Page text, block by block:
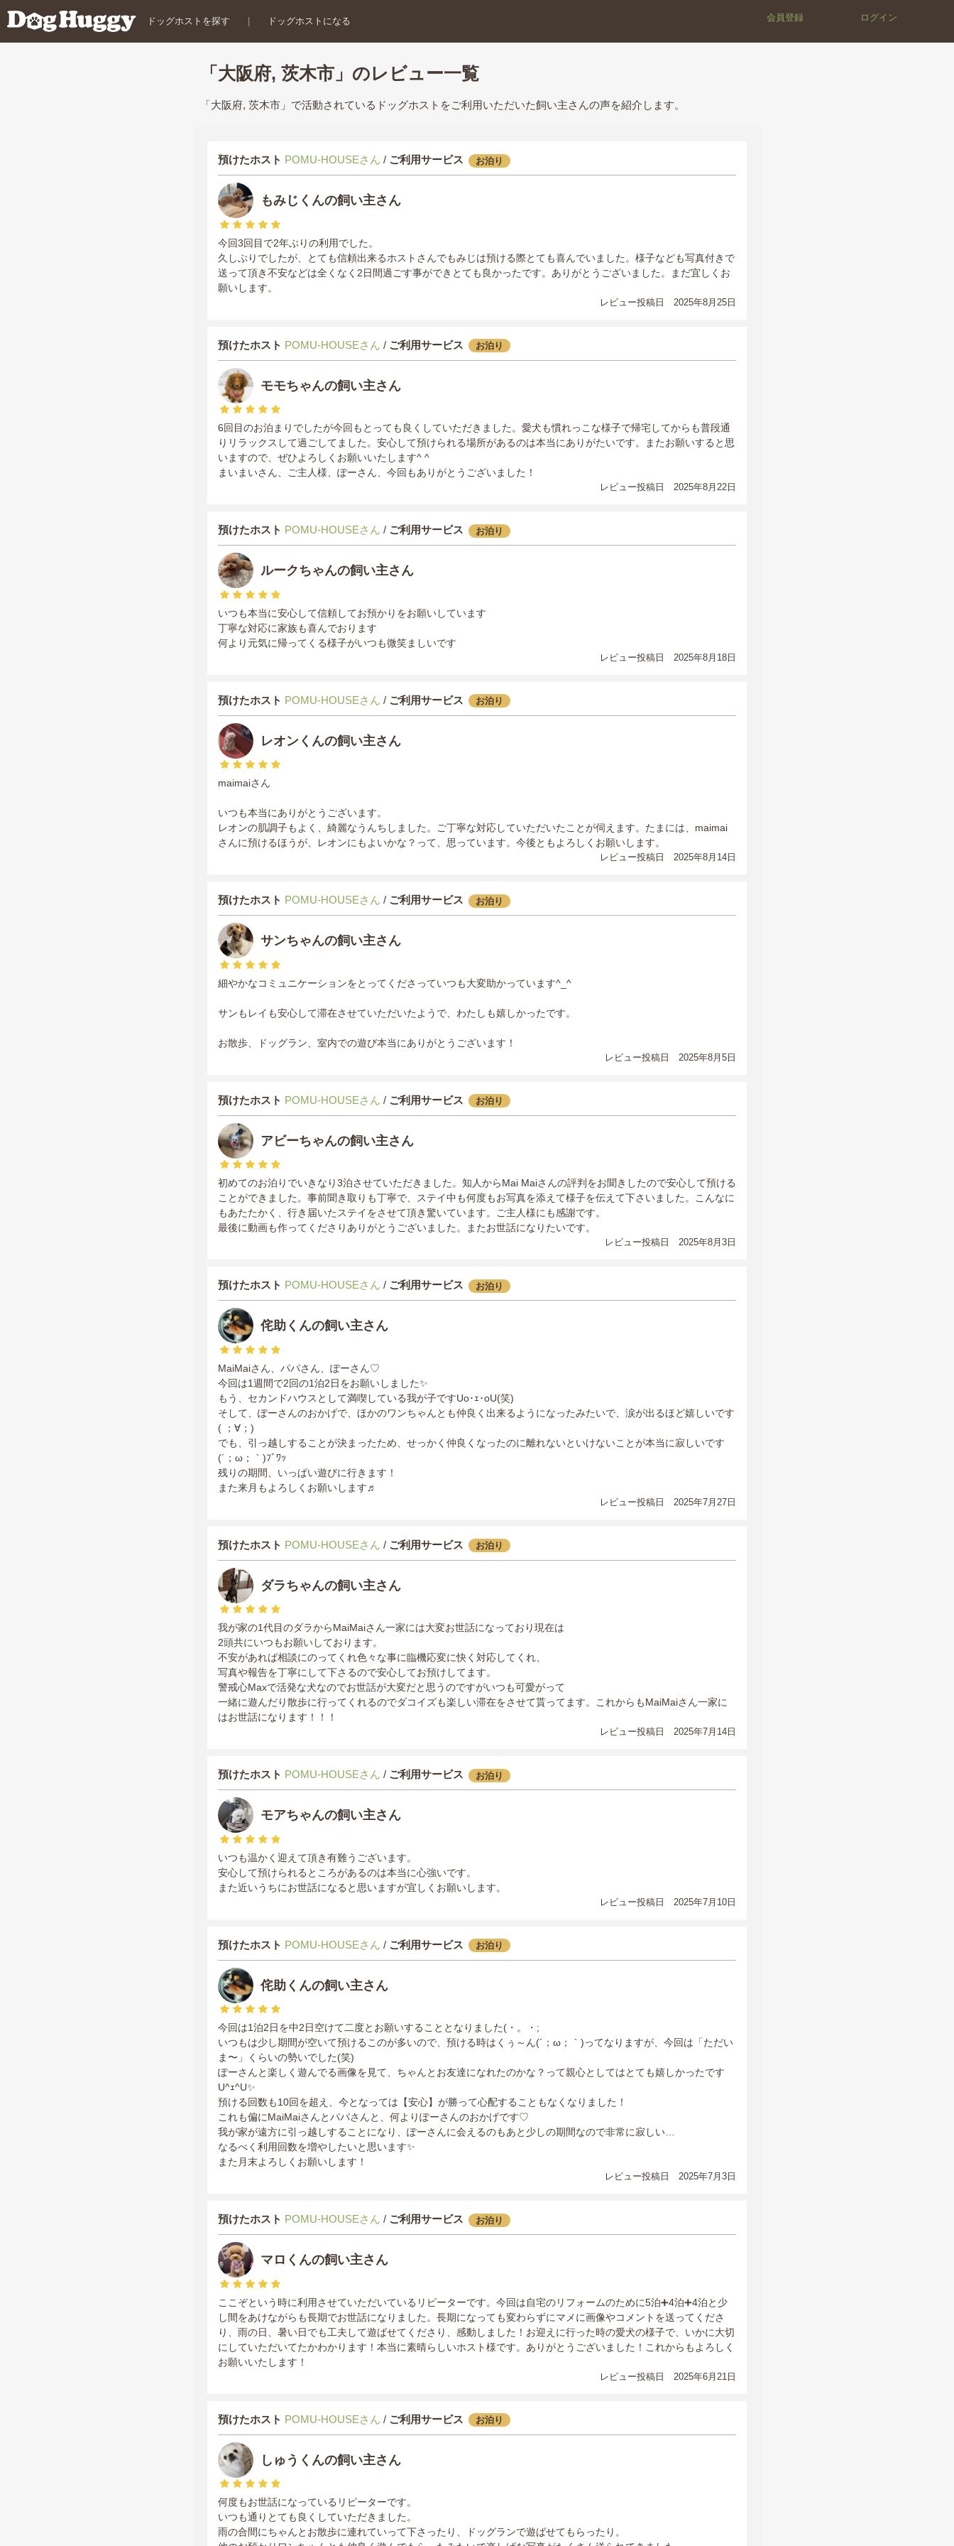
ドッグホストを探す ドッグホストになる 会員登録 ログイン
「大阪府, 茨木市」のレビュー一覧
「大阪府, 茨木市」で活動されているドッグホストをご利用いただいた飼い主さんの声を紹介します。
預けたホスト POMU-HOUSEさん / ご利用サービス お泊り
もみじくんの飼い主さん
今回3回目で2年ぶりの利用でした。
久しぶりでしたが、とても信頼出来るホストさんでもみじは預ける際とても喜んでいました。様子なども写真付きで
送って頂き不安などは全くなく2日間過ごす事ができとても良かったです。ありがとうございました。まだ宜しくお
願いします。
レビュー投稿日 2025年8月25日
預けたホスト POMU-HOUSEさん / ご利用サービス お泊り
モモちゃんの飼い主さん
6回目のお泊まりでしたが今回もとっても良くしていただきました。愛犬も慣れっこな様子で帰宅してからも普段通
りリラックスして過ごしてました。安心して預けられる場所があるのは本当にありがたいです。またお願いすると思
いますので、ぜひよろしくお願いいたします^ ^
まいまいさん、ご主人様、ぽーさん、今回もありがとうございました！
レビュー投稿日 2025年8月22日
預けたホスト POMU-HOUSEさん / ご利用サービス お泊り
ルークちゃんの飼い主さん
いつも本当に安心して信頼してお預かりをお願いしています
丁寧な対応に家族も喜んでおります
何より元気に帰ってくる様子がいつも微笑ましいです
レビュー投稿日 2025年8月18日
預けたホスト POMU-HOUSEさん / ご利用サービス お泊り
レオンくんの飼い主さん
maimaiさん
いつも本当にありがとうございます。
レオンの肌調子もよく、綺麗なうんちしました。ご丁寧な対応していただいたことが伺えます。たまには、maimai
さんに預けるほうが、レオンにもよいかな？って、思っています。今後ともよろしくお願いします。
レビュー投稿日 2025年8月14日
預けたホスト POMU-HOUSEさん / ご利用サービス お泊り
サンちゃんの飼い主さん
細やかなコミュニケーションをとってくださっていつも大変助かっています^_^
サンもレイも安心して滞在させていただいたようで、わたしも嬉しかったです。
お散歩、ドッグラン、室内での遊び本当にありがとうございます！
レビュー投稿日 2025年8月5日
預けたホスト POMU-HOUSEさん / ご利用サービス お泊り
アビーちゃんの飼い主さん
初めてのお泊りでいきなり3泊させていただきました。知人からMai Maiさんの評判をお聞きしたので安心して預ける
ことができました。事前聞き取りも丁寧で、ステイ中も何度もお写真を添えて様子を伝えて下さいました。こんなに
もあたたかく、行き届いたステイをさせて頂き驚いています。ご主人様にも感謝です。
最後に動画も作ってくださりありがとうございました。またお世話になりたいです。
レビュー投稿日 2025年8月3日
預けたホスト POMU-HOUSEさん / ご利用サービス お泊り
侘助くんの飼い主さん
MaiMaiさん、パパさん、ぽーさん♡
今回は1週間で2回の1泊2日をお願いしました✨️
もう、セカンドハウスとして満喫している我が子ですUo･ｪ･oU(笑)
そして、ぽーさんのおかげで、ほかのワンちゃんとも仲良く出来るようになったみたいで、涙が出るほど嬉しいです
( ；∀；)
でも、引っ越しすることが決まったため、せっかく仲良くなったのに離れないといけないことが本当に寂しいです
(´；ω；｀)ﾌﾞﾜｯ
残りの期間、いっぱい遊びに行きます！
また来月もよろしくお願いします♬
レビュー投稿日 2025年7月27日
預けたホスト POMU-HOUSEさん / ご利用サービス お泊り
ダラちゃんの飼い主さん
我が家の1代目のダラからMaiMaiさん一家には大変お世話になっており現在は
2頭共にいつもお願いしております。
不安があれば相談にのってくれ色々な事に臨機応変に快く対応してくれ、
写真や報告を丁寧にして下さるので安心してお預けしてます。
警戒心Maxで活発な犬なのでお世話が大変だと思うのですがいつも可愛がって
一緒に遊んだり散歩に行ってくれるのでダコイズも楽しい滞在をさせて貰ってます。これからもMaiMaiさん一家に
はお世話になります！！！
レビュー投稿日 2025年7月14日
預けたホスト POMU-HOUSEさん / ご利用サービス お泊り
モアちゃんの飼い主さん
いつも温かく迎えて頂き有難うございます。
安心して預けられるところがあるのは本当に心強いです。
また近いうちにお世話になると思いますが宜しくお願いします。
レビュー投稿日 2025年7月10日
預けたホスト POMU-HOUSEさん / ご利用サービス お泊り
侘助くんの飼い主さん
今回は1泊2日を中2日空けて二度とお願いすることとなりました(・。・;
いつもは少し期間が空いて預けるこのが多いので、預ける時はくぅ～ん(´；ω；｀)ってなりますが、今回は「ただい
ま〜」くらいの勢いでした(笑)
ぽーさんと楽しく遊んでる画像を見て、ちゃんとお友達になれたのかな？って親心としてはとても嬉しかったです
U^ｪ^U✨
預ける回数も10回を超え、今となっては【安心】が勝って心配することもなくなりました！
これも偏にMaiMaiさんとパパさんと、何よりぽーさんのおかげです♡
我が家が遠方に引っ越しすることになり、ぽーさんに会えるのもあと少しの期間なので非常に寂しい…
なるべく利用回数を増やしたいと思います✨️
また月末よろしくお願いします！
レビュー投稿日 2025年7月3日
預けたホスト POMU-HOUSEさん / ご利用サービス お泊り
マロくんの飼い主さん
ここぞという時に利用させていただいているリピーターです。今回は自宅のリフォームのために5泊➕4泊➕4泊と少
し間をあけながらも長期でお世話になりました。長期になっても変わらずにマメに画像やコメントを送ってくださ
り、雨の日、暑い日でも工夫して遊ばせてくださり、感動しました！お迎えに行った時の愛犬の様子で、いかに大切
にしていただいてたかわかります！本当に素晴らしいホスト様です。ありがとうございました！これからもよろしく
お願いいたします！
レビュー投稿日 2025年6月21日
預けたホスト POMU-HOUSEさん / ご利用サービス お泊り
しゅうくんの飼い主さん
何度もお世話になっているリピーターです。
いつも通りとても良くしていただきました。
雨の合間にちゃんとお散歩に連れていって下さったり、ドッグランで遊ばせてもらったり。